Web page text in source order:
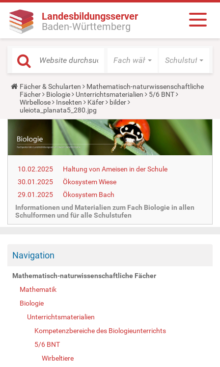
Landesbildungsserver
Baden-Württemberg
Fach wählen Schulstufe
Y
o
u
a
r
e
r
e
Fächer & Schularten
Mathematisch-naturwissenschaftliche
Fächer
Biologie Unterrichtsmaterialien
5/6 BNT
Wirbellose
Insekten Käfer
bilder
uleiota_planata5_280.jpg
10.02.2025
Haltung von Ameisen in der Schule
30.01.2025
Ökosystem Wiese
29.01.2025
Ökosystem Bach
Informationen und Materialien zum Fach Biologie in allen
Schulformen und für alle Schulstufen
Navigation
Mathematisch-naturwissenschaftliche Fächer
Mathematik
Biologie
Unterrichtsmaterialien
Kompetenzbereiche des Biologieunterrichts
5/6 BNT
Wirbeltiere